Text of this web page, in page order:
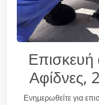
Αφίδνες,
Ενημερωθείτε για